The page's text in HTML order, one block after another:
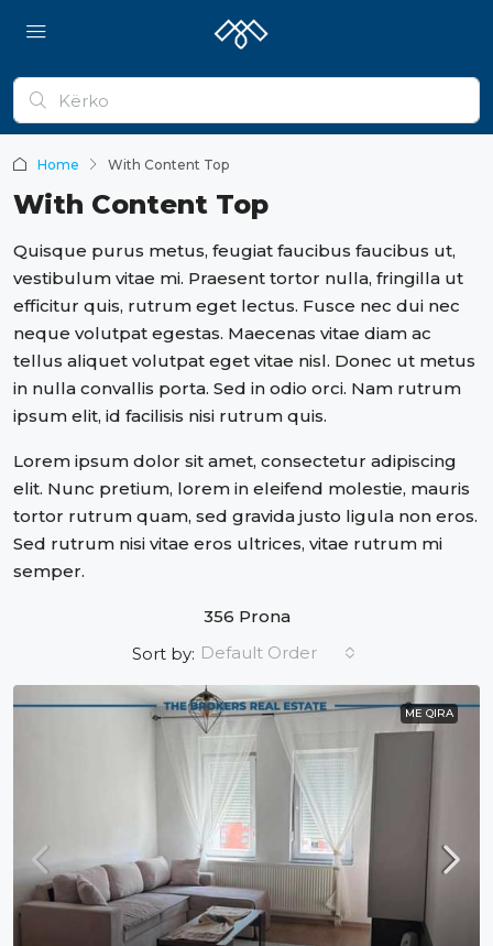
Home With Content Top
With Content Top
Quisque purus metus, feugiat faucibus faucibus ut,
vestibulum vitae mi. Praesent tortor nulla, fringilla ut
efficitur quis, rutrum eget lectus. Fusce nec dui nec
neque volutpat egestas. Maecenas vitae diam ac
tellus aliquet volutpat eget vitae nisl. Donec ut metus
in nulla convallis porta. Sed in odio orci. Nam rutrum
ipsum elit, id facilisis nisi rutrum quis.
Lorem ipsum dolor sit amet, consectetur adipiscing
elit. Nunc pretium, lorem in eleifend molestie, mauris
tortor rutrum quam, sed gravida justo ligula non eros.
Sed rutrum nisi vitae eros ultrices, vitae rutrum mi
semper.
356 Prona
Sort by: Default Order
ME QIRA